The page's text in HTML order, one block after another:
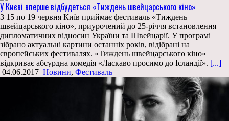
У Києві вперше відбудеться «Тиждень швейцарського кіно»
З 15 по 19 червня Київ приймає фестиваль «Тиждень
швейцарського кіно», приурочений до 25-річчя встановлення
дипломатичних відносин України та Швейцарії. У програмі
зібрано актуальні картини останніх років, відібрані на
європейських фестивалях. «Тиждень швейцарського кіно»
відкриває абсурдна комедія «Ласкаво просимо до Ісландії». [...]
04.06.2017 Новини, Фестиваль